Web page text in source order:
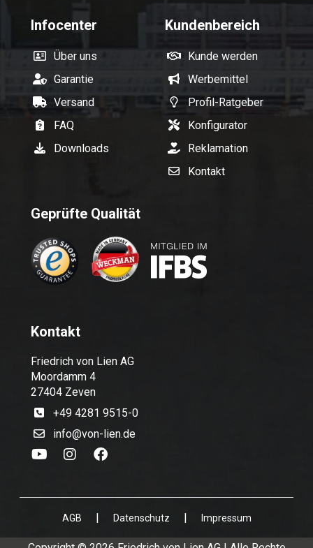
Infocenter
Über uns
Garantie
Versand
FAQ
Downloads
Kundenbereich
Kunde werden
Werbemittel
Profil-Ratgeber
Konfigurator
Reklamation
Kontakt
Geprüfte Qualität
Kontakt
Friedrich von Lien AG
Moordamm 4
27404 Zeven
+49 4281 9515-0
info@von-lien.de
AGB | Datenschutz | Impressum